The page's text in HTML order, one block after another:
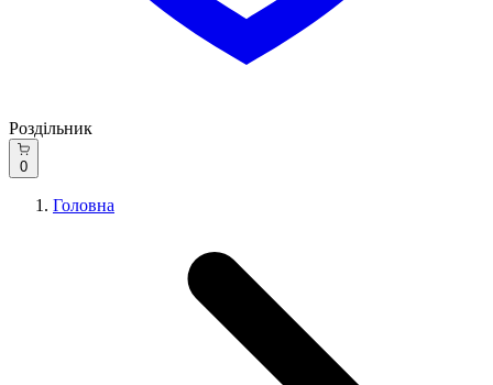
Роздільник
0
Головна